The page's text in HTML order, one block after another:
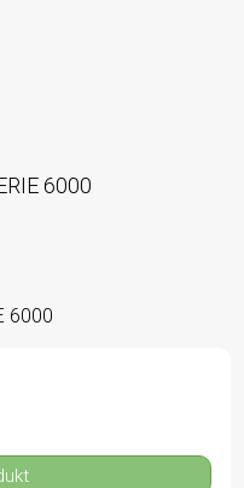
6000
6000